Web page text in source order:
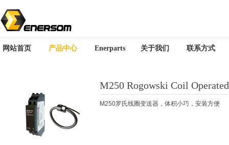
网站首页 产品中心 Enerparts 关于我们 联系方式
M250 Rogowski Coil
M250罗氏线圈变送器，体积小巧，安装方便